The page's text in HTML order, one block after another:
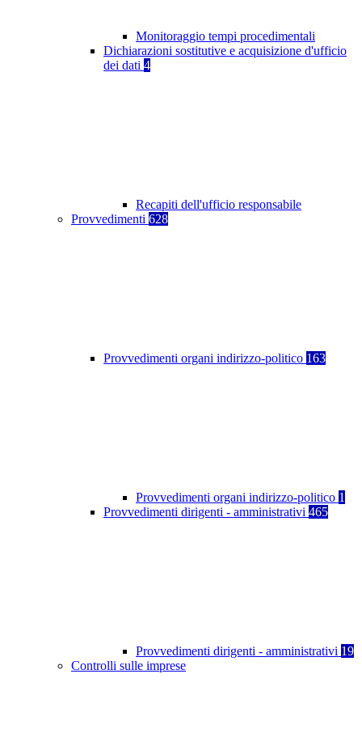
Monitoraggio tempi procedimentali
Dichiarazioni sostitutive e acquisizione d'ufficio
dei dati 4
Recapiti dell'ufficio responsabile
Provvedimenti 628
Provvedimenti organi indirizzo-politico 163
Provvedimenti organi indirizzo-politico 1
Provvedimenti dirigenti - amministrativi 465
Provvedimenti dirigenti - amministrativi 19
Controlli sulle imprese